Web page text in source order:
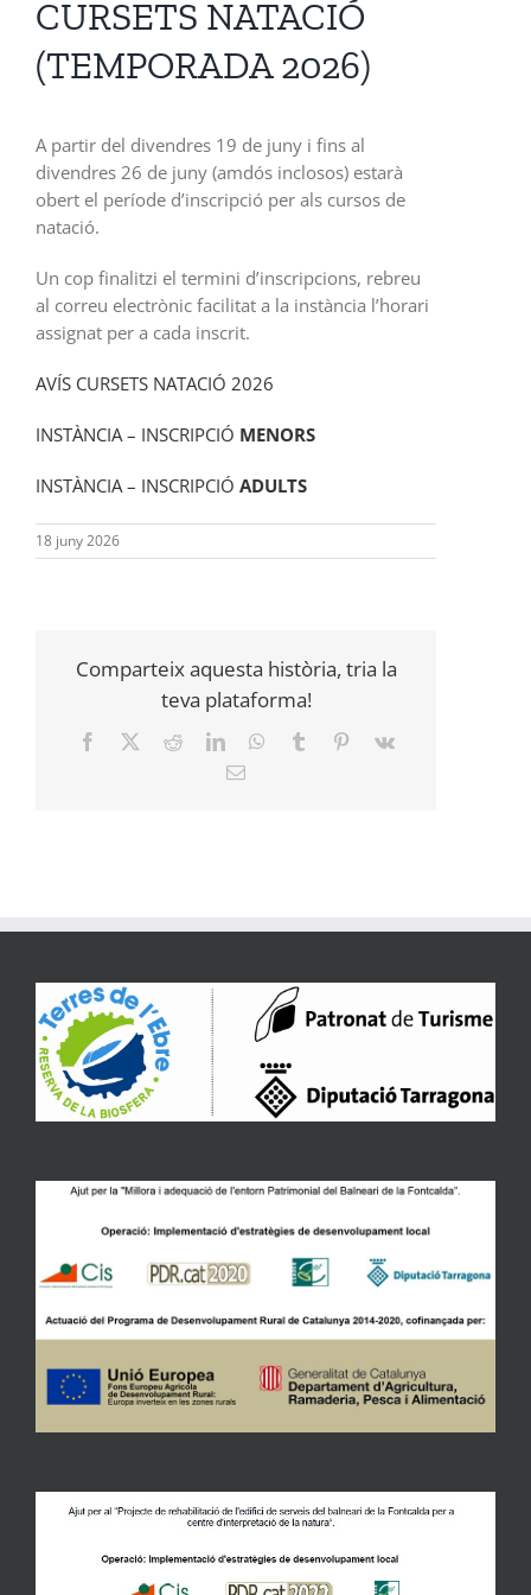
CURSETS NATACIÓ
(TEMPORADA 2026)
A partir del divendres 19 de juny i fins al
divendres 26 de juny (amdós inclosos) estarà
obert el període d’inscripció per als cursos de
natació.
Un cop finalitzi el termini d’inscripcions, rebreu
al correu electrònic facilitat a la instància l’horari
assignat per a cada inscrit.
AVÍS CURSETS NATACIÓ 2026
INSTÀNCIA – INSCRIPCIÓ MENORS
INSTÀNCIA – INSCRIPCIÓ ADULTS
18 juny 2026
Comparteix aquesta història, tria la
teva plataforma!
Facebook RedditLinkedInWhatsApp
Tumblr Pinterest
Vk
Email: